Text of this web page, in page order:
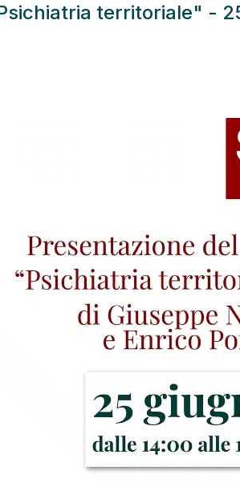
territoriale" -